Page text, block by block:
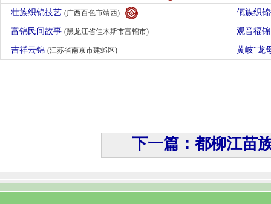
壮族织锦技艺 (广西百色市靖西) 佤族织
富锦民间故事 (黑龙江省佳木斯市富锦市) 观音福
吉祥云锦 (江苏省南京市建邺区) 黄岐“龙
下一篇：都柳江苗